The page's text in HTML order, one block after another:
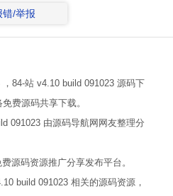
错/举报
84-站 v4.10 build 091023 源码下
费源码共享下载。
091023 由源码导航网网友整理分
源码资源推广分享发布平台。
build 091023 相关的源码资源，